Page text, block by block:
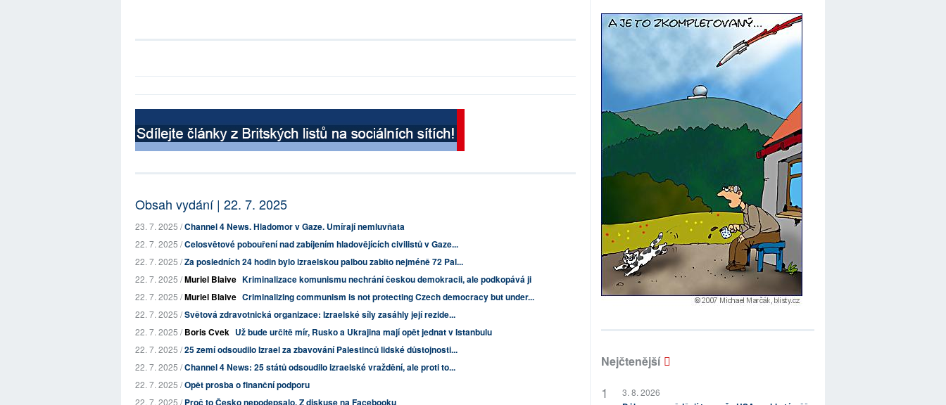
Obsah vydání | 22. 7. 2025
23. 7. 2025 /Channel 4 News. Hladomor v Gaze. Umírají nemluvňata
22. 7. 2025 /Celosvětové pobouření nad zabíjením hladovějících civilistů v Gaze...
22. 7. 2025 /Za posledních 24 hodin bylo izraelskou palbou zabito nejméně 72 Pal...
22. 7. 2025 /Muriel Blaive Kriminalizace komunismu nechrání českou demokracii, ale podkopává ji
22. 7. 2025 /Muriel Blaive Criminalizing communism is not protecting Czech democracy but under...
22. 7. 2025 /Světová zdravotnická organizace: Izraelské síly zasáhly její rezide...
22. 7. 2025 /Boris Cvek Už bude určitě mír, Rusko a Ukrajina mají opět jednat v Istanbulu
22. 7. 2025 /25 zemí odsoudilo Izrael za zbavování Palestinců lidské důstojnosti...
22. 7. 2025 /Channel 4 News: 25 států odsoudilo izraelské vraždění, ale proti to...
22. 7. 2025 /Opět prosba o finanční podporu
22. 7. 2025 /Proč to Česko nepodepsalo. Z diskuse na Facebooku
Nejčtenější
3. 8. 2026